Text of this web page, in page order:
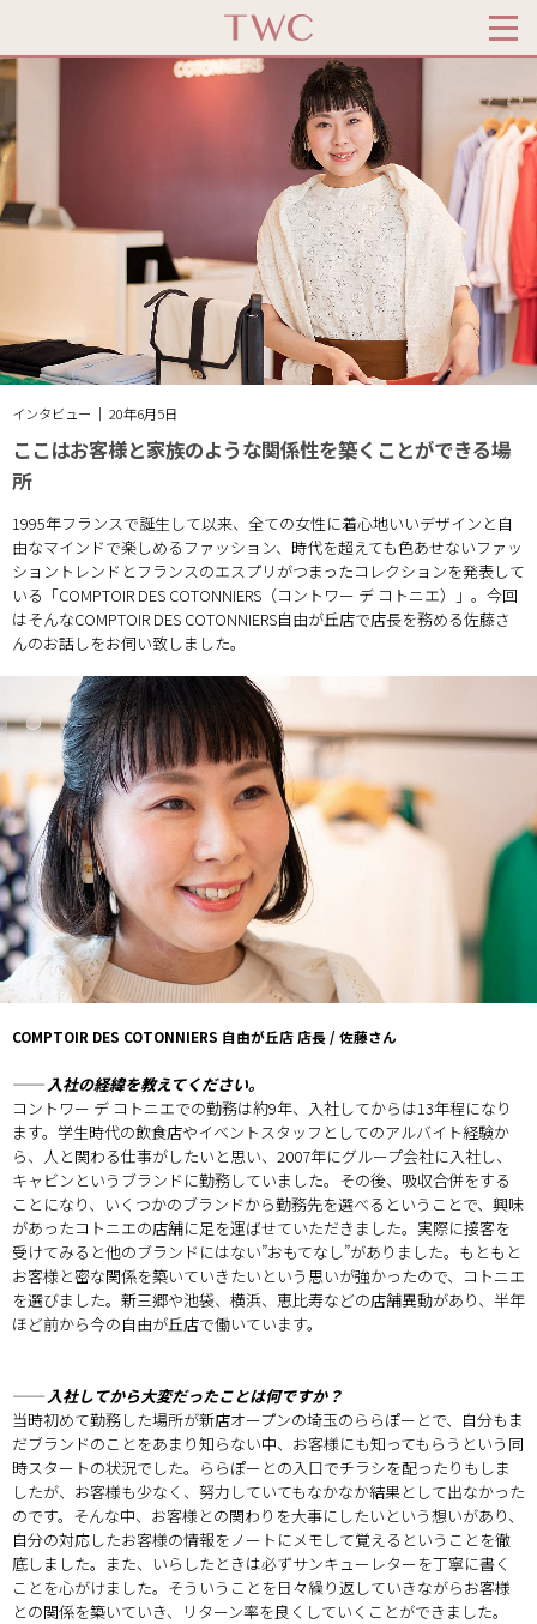
インタビュー ｜ 20年6月5日
ここはお客様と家族のような関係性を築くことができる場
所
1995年フランスで誕生して以来、全ての女性に着心地いいデザインと自
由なマインドで楽しめるファッション、時代を超えても色あせないファッ
ショントレンドとフランスのエスプリがつまったコレクションを発表して
いる「COMPTOIR DES COTONNIERS（コントワー デ コトニエ）」。今回
はそんなCOMPTOIR DES COTONNIERS自由が丘店で店長を務める佐藤さ
んのお話しをお伺い致しました。
COMPTOIR DES COTONNIERS 自由が丘店 店長 / 佐藤さん
── 入社の経緯を教えてください。
コントワー デ コトニエでの勤務は約9年、入社してからは13年程になり
ます。学生時代の飲食店やイベントスタッフとしてのアルバイト経験か
ら、人と関わる仕事がしたいと思い、2007年にグループ会社に入社し、
キャビンというブランドに勤務していました。その後、吸収合併をする
ことになり、いくつかのブランドから勤務先を選べるということで、興味
があったコトニエの店舗に足を運ばせていただきました。実際に接客を
受けてみると他のブランドにはない”おもてなし”がありました。もともと
お客様と密な関係を築いていきたいという思いが強かったので、コトニエ
を選びました。新三郷や池袋、横浜、恵比寿などの店舗異動があり、半年
ほど前から今の自由が丘店で働いています。
── 入社してから大変だったことは何ですか？
当時初めて勤務した場所が新店オープンの埼玉のららぽーとで、自分もま
だブランドのことをあまり知らない中、お客様にも知ってもらうという同
時スタートの状況でした。ららぽーとの入口でチラシを配ったりもしま
したが、お客様も少なく、努力していてもなかなか結果として出なかった
のです。そんな中、お客様との関わりを大事にしたいという想いがあり、
自分の対応したお客様の情報をノートにメモして覚えるということを徹
底しました。また、いらしたときは必ずサンキューレターを丁寧に書く
ことを心がけました。そういうことを日々繰り返していきながらお客様
との関係を築いていき、リターン率を良くしていくことができました。